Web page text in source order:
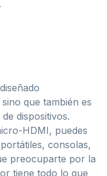
que también es
dispositivos.
HDMI, puedes
consolas,
preocuparte por la
tiene todo lo que